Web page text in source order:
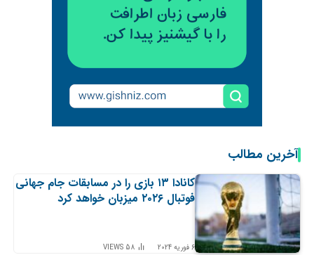
آخرین مطالب
کانادا ۱۳ بازی را در مسابقات جام جهانی
فوتبال ۲۰۲۶ میزبان خواهد کرد
6 فوریه 2024 58
VIEWS